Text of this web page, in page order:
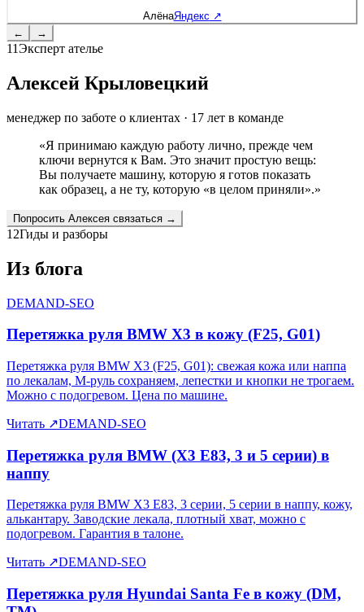
АлёнаЯндекс ↗
←
→
11Эксперт ателье
Алексей Крыловецкий
менеджер по заботе о клиентах · 17 лет в команде
«Я принимаю каждую работу лично, прежде чем
ключи вернутся к Вам. Это значит простую вещь:
Вы получаете машину, которую я готов показать
как образец, а не ту, которую «в целом приняли».»
Попросить Алексея связаться →
12Гиды и разборы
Из блога
DEMAND-SEO
Перетяжка руля BMW X3 в кожу (F25, G01)
Перетяжка руля BMW X3 (F25, G01): свежая кожа или наппа
по лекалам, M-руль сохраняем, лепестки и кнопки не трогаем.
Можно с подогревом. Цена по машине.
Читать ↗DEMAND-SEO
Перетяжка руля BMW (X3 E83, 3 и 5 серии) в
наппу
Перетяжка руля BMW X3 E83, 3 серии, 5 серии в наппу, кожу,
алькантару. Заводские лекала, плотный хват, можно с
подогревом. Гарантия в талоне.
Читать ↗DEMAND-SEO
Перетяжка руля Hyundai Santa Fe в кожу (DM,